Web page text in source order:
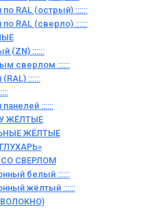
RAL (острый) ::::::
RAL (сверло) ::::::
(ZN) ::::::
сверлом ::::::
::::::
панелей ::::::
ЖЁЛТЫЕ
ЖЁЛТЫЕ
СВЕРЛОМ
белый ::::::
жёлтый ::::::